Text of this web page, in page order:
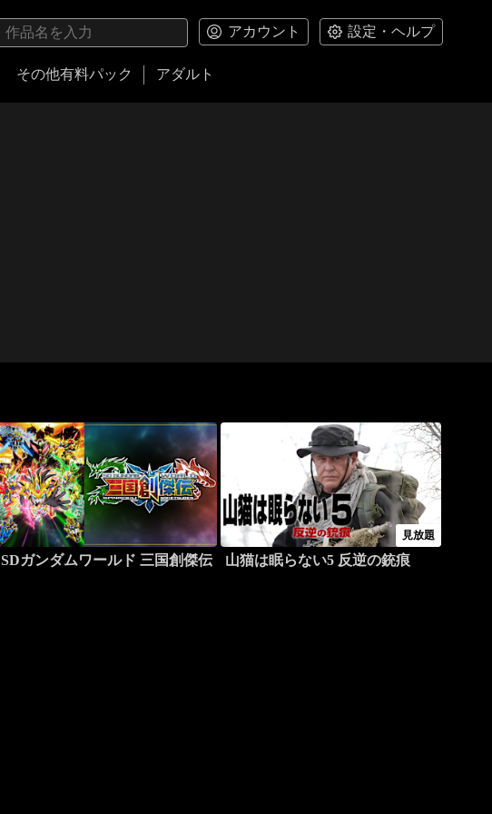
アカウント 設定・ヘルプ
その他有料パック アダルト
SDガンダムワールド 三国創傑伝
見放題
山猫は眠らない5 反逆の銃痕